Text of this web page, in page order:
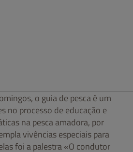
o guia de pesca é um
no processo de educação e
na pesca amadora, por
vivências especiais para
foi a palestra «O condutor